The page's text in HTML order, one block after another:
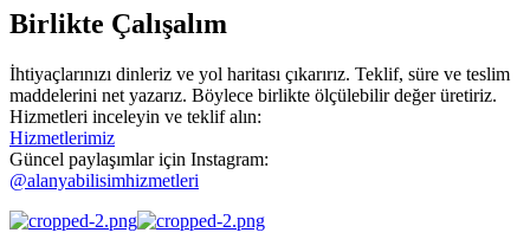
Birlikte Çalışalım
İhtiyaçlarınızı dinleriz ve yol haritası çıkarırız. Teklif, süre ve teslim
maddelerini net yazarız. Böylece birlikte ölçülebilir değer üretiriz.
Hizmetleri inceleyin ve teklif alın:
Hizmetlerimiz
Güncel paylaşımlar için Instagram:
@alanyabilisimhizmetleri